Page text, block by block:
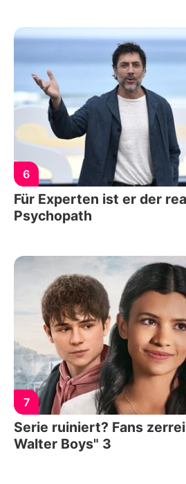
6
Für Experten ist er der
Psychopath
7
Serie ruiniert? Fans
Walter Boys" 3